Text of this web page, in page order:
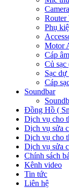
Camera
Router
Phụ
Motor
Cáp
Củ sạc
Sạc
Cáp
Soundbar
Đồng Hồ (
Dịch vụ cho
Dịch vụ sửa
Dịch vụ cho
Dịch vụ sửa
Chính sách
Kênh video
Tin tức
Liên hệ